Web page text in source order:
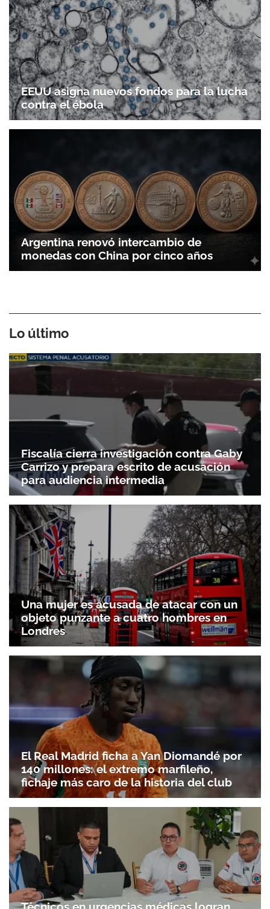
EEUU asigna nuevos fondos para la lucha
contra el ébola
Argentina renovó intercambio de
monedas con China por cinco años
Lo último
Fiscalía cierra investigación contra Gaby
Carrizo y prepara escrito de acusación
para audiencia intermedia
Una mujer es acusada de atacar con un
objeto punzante a cuatro hombres en
Londres
El Real Madrid ficha a Yan Diomandé por
140 millones: el extremo marfileño,
fichaje más caro de la historia del club